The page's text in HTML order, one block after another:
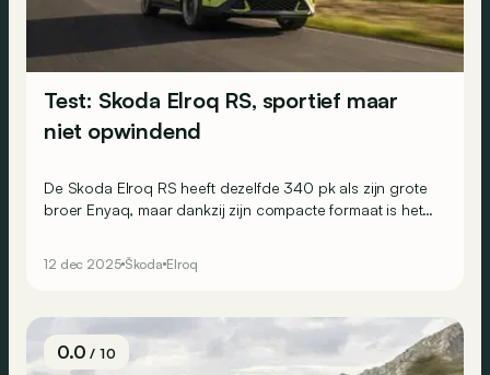
Test: Skoda Elroq RS, sportief maar
niet opwindend
De Skoda Elroq RS heeft dezelfde 340 pk als zijn grote
broer Enyaq, maar dankzij zijn compacte formaat is het
onze honger zitten na enkele dagen achter het stuur…
12 dec 2025 Škoda Elroq
0.0/ 10